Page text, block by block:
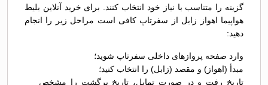
گزینه را متناسب با نیاز خود انتخاب کنند. برای خرید آنلاین بلیط
هواپیما اهواز زابل از سفرتاپ کافی است مراحل زیر را انجام
دهید:
وارد صفحه پروازهای داخلی سفرتاپ شوید؛
مبدأ (اهواز) و مقصد (زابل) را انتخاب کنید؛
تاریخ رفت و در صورت تمایل، تاریخ برگشت را مشخص